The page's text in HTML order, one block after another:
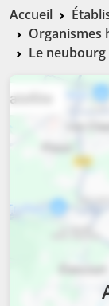
Accueil
Organismes
Le neubourg